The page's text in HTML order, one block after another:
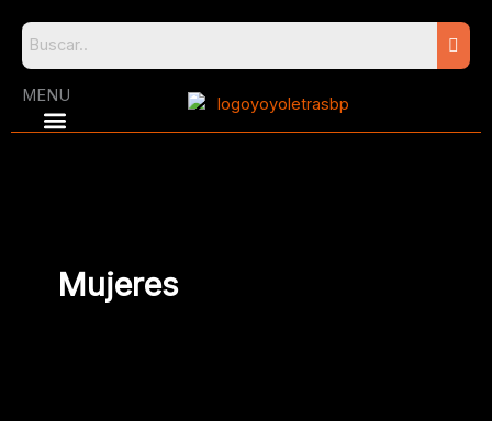
content
MENU
Mujeres